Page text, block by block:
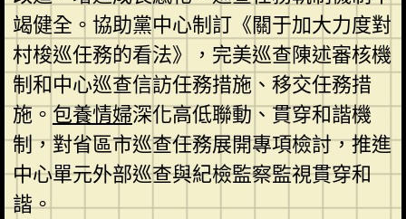
竭健全。協助黨中心制訂《關于加大力度對
村梭巡任務的看法》，完美巡查陳述審核機
制和中心巡查信訪任務措施、移交任務措
施。包養情婦深化高低聯動、貫穿和諧機
制，對省區市巡查任務展開專項檢討，推進
中心單元外部巡查與紀檢監察監視貫穿和
諧。